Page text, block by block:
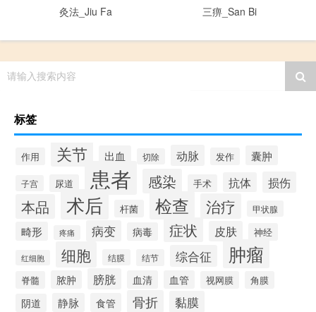
灸法_Jiu Fa 三痹_San Bi
请输入搜索内容
标签
作用 关节 出血 切除 动脉 发作 囊肿
子宫 尿道 患者 感染 手术 抗体 损伤
本品 术后 杆菌 检查 治疗 甲状腺
畸形 疼痛 病变 病毒 症状 皮肤 神经
红细胞 细胞 结膜 结节 综合征 肿瘤
脊髓 脓肿 膀胱 血清 血管 视网膜 角膜
阴道 静脉 食管 骨折 黏膜